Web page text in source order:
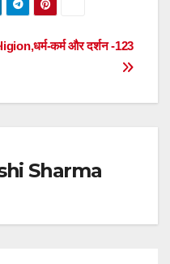
कर्म और दर्शन -123
Sharma